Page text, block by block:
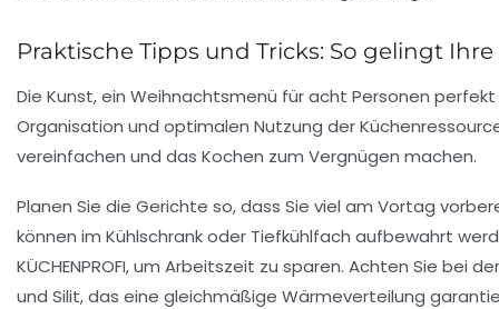
Praktische Tipps und Tricks: So gelingt
Die Kunst, ein Weihnachtsmenü für acht Personen
Organisation und optimalen Nutzung der
vereinfachen und das Kochen zum Vergnügen machen.
Planen Sie die Gerichte so, dass Sie viel am Vortag
können im Kühlschrank oder Tiefkühlfach aufbewahrt
KÜCHENPROFI, um Arbeitszeit zu sparen. Achten Sie
und Silit, das eine gleichmäßige Wärmeverteilung